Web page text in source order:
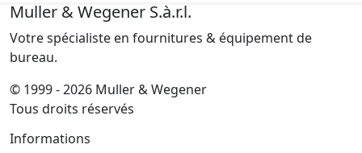
Muller & Wegener S.à.r.l.
Votre spécialiste en fournitures & équipement de
bureau.
© 1999 - 2026 Muller & Wegener
Tous droits réservés
Informations